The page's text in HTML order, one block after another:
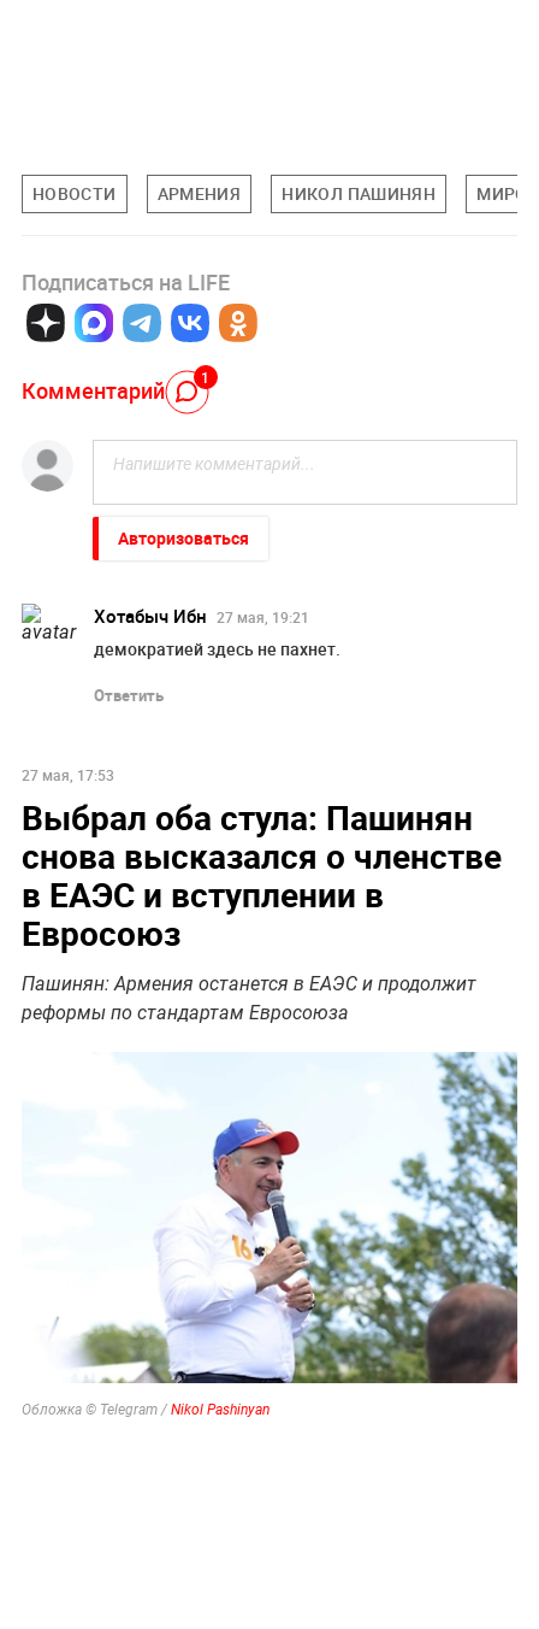
НОВОСТИ АРМЕНИЯ НИКОЛ ПАШИНЯН
Подписаться на LIFE
Комментарий 1
Авторизоваться
Хотабыч Ибн 27 мая, 19:21
демократией здесь не пахнет.
Ответить
НОВОСТИ ПАРТНЕРОВ
Пенсионерам с выплатами ниже 35 000 напомнили о
праве на доплаты
"Никто не полезет": британцев потрясло
происходящее в Одессе
Нарколог рассказал о самых ранних признаках
алкоголизма
Слуцкий выступил с прощальным заявлением
"Пока Киев горел". Раскрыто состояние Зеленского
"Все решит одно сражение". Зеленский открыл
страшную правду
27 мая, 17:53
Выбрал оба стула: Пашинян
снова высказался о членстве